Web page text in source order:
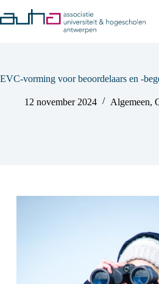
to
content
EVC-vorming voor beoordelaars en -
12 november 2024 Algemeen,